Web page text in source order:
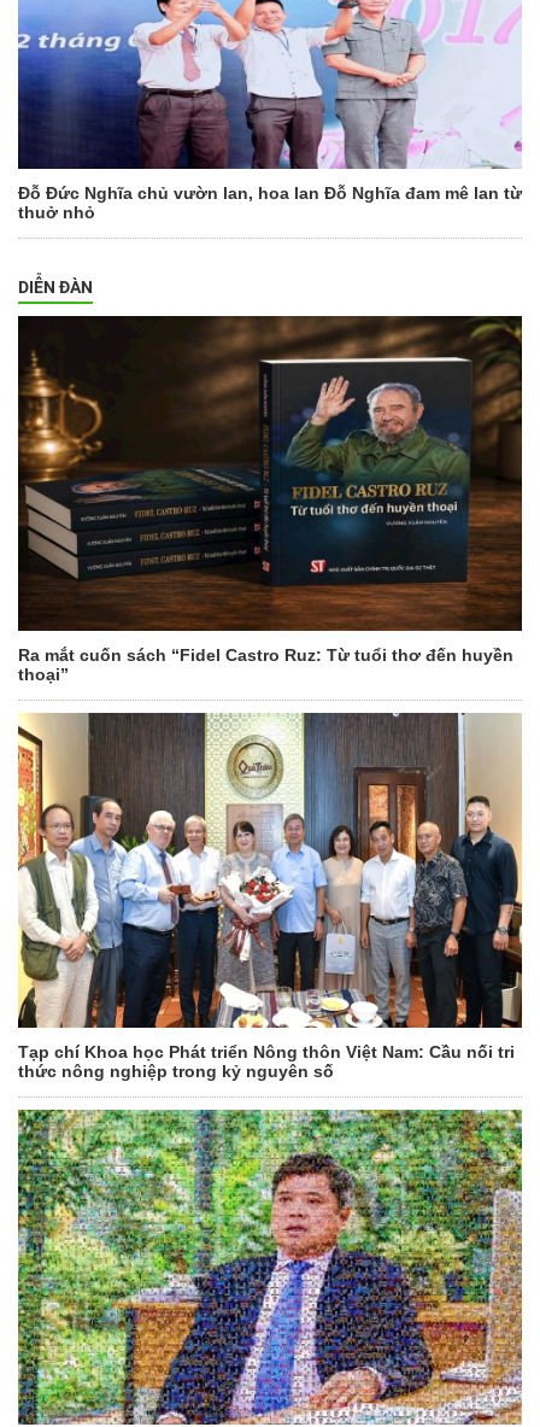
Đỗ Đức Nghĩa chủ vườn lan, hoa lan Đỗ Nghĩa đam mê lan từ
thuở nhỏ
DIỄN ĐÀN
Ra mắt cuốn sách “Fidel Castro Ruz: Từ tuổi thơ đến huyền
thoại”
Tạp chí Khoa học Phát triển Nông thôn Việt Nam: Cầu nối tri
thức nông nghiệp trong kỷ nguyên số